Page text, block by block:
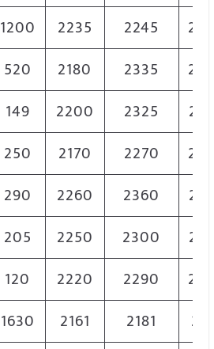
1200 2235 2245
520 2180 2335
149 2200 2325
250 2170 2270
290 2260 2360
205 2250 2300
120 2220 2290
1630 2161 2181